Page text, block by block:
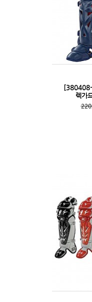
[380408-
렉가